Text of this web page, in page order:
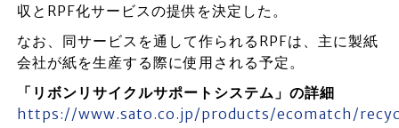
収とRPF化サービスの提供を決定した。
なお、同サービスを通して作られるRPFは、主に製紙
会社が紙を生産する際に使用される予定。
「リボンリサイクルサポートシステム」の詳細
https://www.sato.co.jp/products/ecomatch/